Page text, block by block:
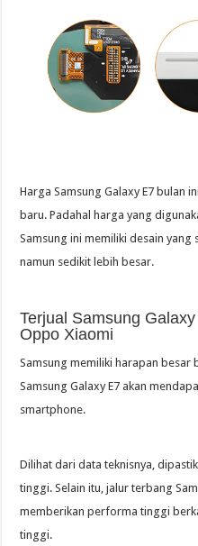
Harga Samsung Galaxy E7 bulan
baru. Padahal harga yang
Samsung ini memiliki desain yang
namun sedikit lebih besar.
Terjual Samsung
Oppo Xiaomi
Samsung memiliki harapan besar
Samsung Galaxy E7 akan
smartphone.
Dilihat dari data teknisnya,
tinggi. Selain itu, jalur terbang
memberikan performa tinggi
tinggi.